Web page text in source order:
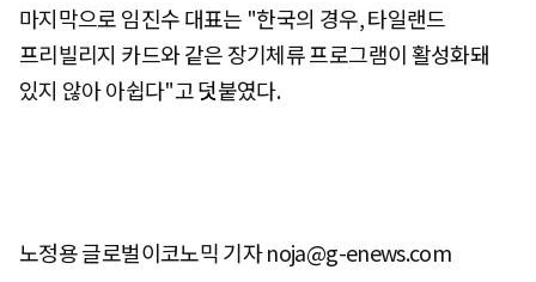
마지막으로 임진수 대표는 "한국의 경우, 타일랜드
프리빌리지 카드와 같은 장기체류 프로그램이 활성화돼
있지 않아 아쉽다"고 덧붙였다.
노정용 글로벌이코노믹 기자 noja@g-enews.com